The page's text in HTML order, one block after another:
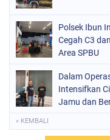
Polsek Ibun
Cegah C3
Area SPBU
Dalam
Intensifkan
Jamu dan
« KEMBALI